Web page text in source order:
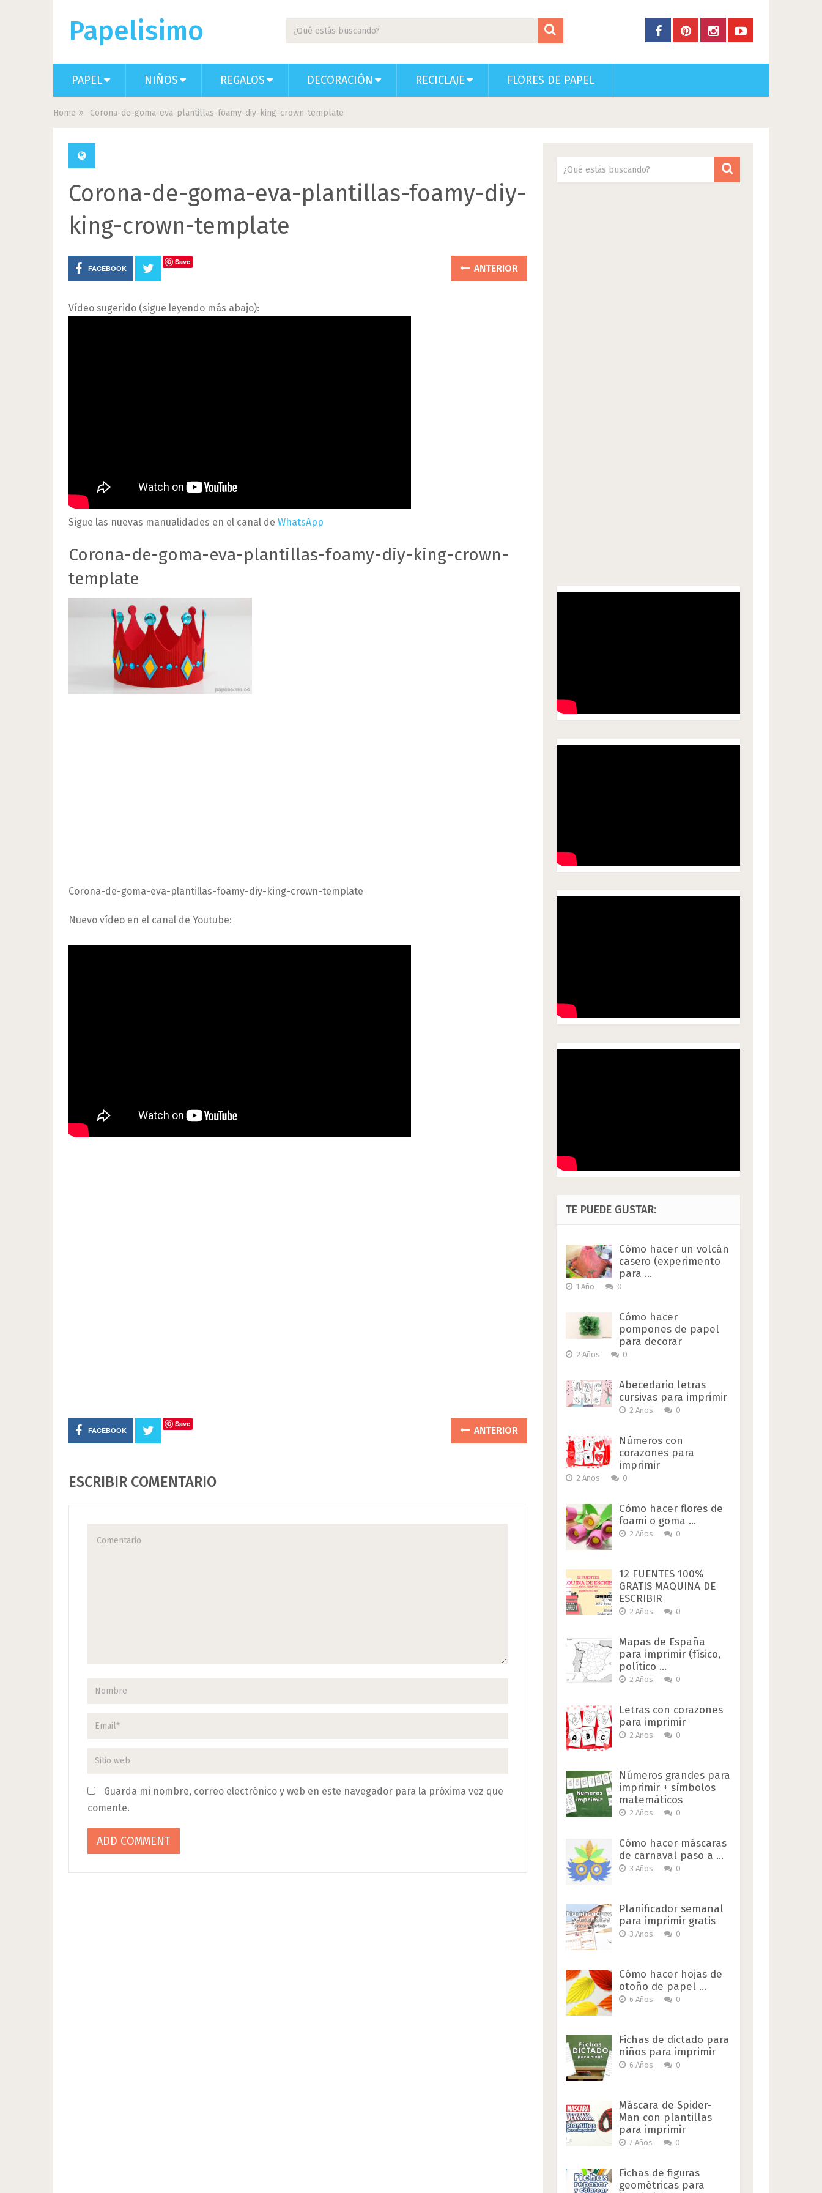
Papelisimo
PAPEL NIÑOS REGALOS DECORACIÓN RECICLAJE FLORES DE PAPEL
Home Corona-de-goma-eva-plantillas-foamy-diy-king-crown-template
Corona-de-goma-eva-plantillas-foamy-diy-
king-crown-template
FACEBOOK
Save
ANTERIOR
Vídeo sugerido (sigue leyendo más abajo):
Sigue las nuevas manualidades en el canal de WhatsApp
Corona-de-goma-eva-plantillas-foamy-diy-king-crown-
template
Corona-de-goma-eva-plantillas-foamy-diy-king-crown-template
Nuevo vídeo en el canal de Youtube:
FACEBOOK
Save
ANTERIOR
ESCRIBIR COMENTARIO
Guarda mi nombre, correo electrónico y web en este navegador para la próxima vez que
comente.
TE PUEDE GUSTAR:
Cómo hacer un volcán
casero (experimento
para …
1 Año 0
Cómo hacer
pompones de papel
para decorar
2 Años 0
Abecedario letras
cursivas para imprimir
2 Años 0
Números con
corazones para
imprimir
2 Años 0
Cómo hacer flores de
foami o goma …
2 Años 0
12 FUENTES 100%
GRATIS MAQUINA DE
ESCRIBIR
2 Años 0
Mapas de España
para imprimir (físico,
político …
2 Años 0
Letras con corazones
para imprimir
2 Años 0
Números grandes para
imprimir + símbolos
matemáticos
2 Años 0
Cómo hacer máscaras
de carnaval paso a …
3 Años 0
Planificador semanal
para imprimir gratis
3 Años 0
Cómo hacer hojas de
otoño de papel …
6 Años 0
Fichas de dictado para
niños para imprimir
6 Años 0
Máscara de Spider-
Man con plantillas
para imprimir
7 Años 0
Fichas de figuras
geométricas para